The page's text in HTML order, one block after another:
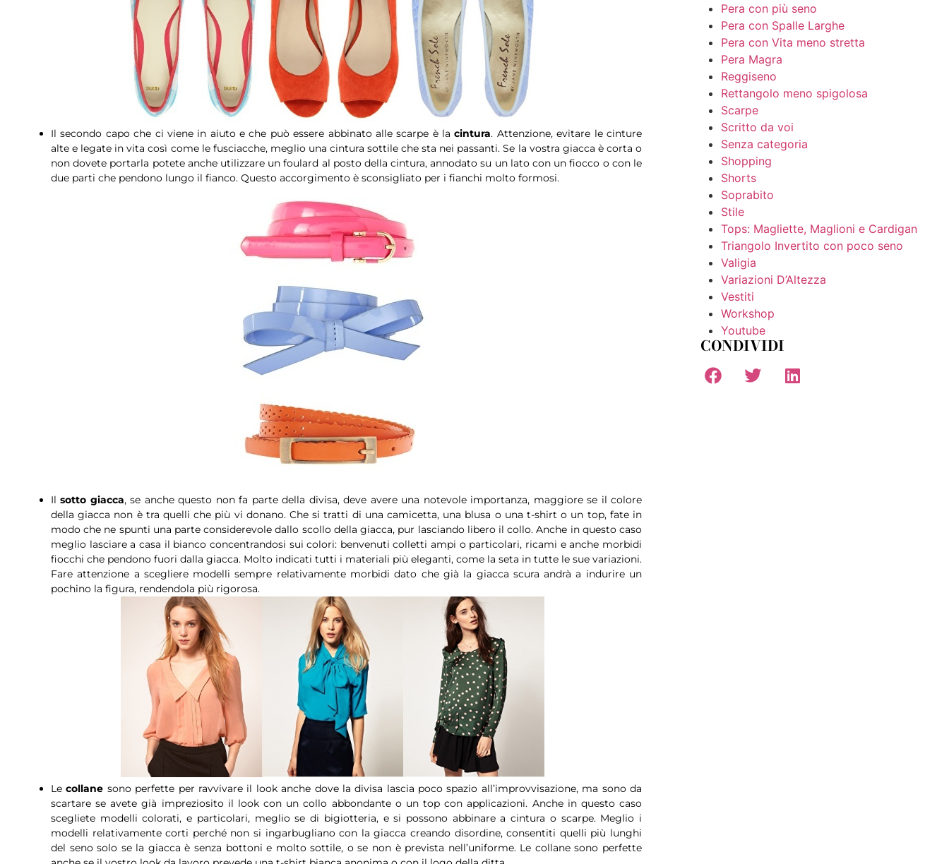
Il secondo capo che ci viene in aiuto e che può essere abbinato alle scarpe è lacintura. Attenzione, evitare le cinture
alte e legate in vita così come le fusciacche, meglio una cintura sottile che sta nei passanti. Se la vostra giacca è corta o
non dovete portarla potete anche utilizzare un foulard al posto della cintura, annodato su un lato con un fiocco o con le
due parti che pendono lungo il fianco. Questo accorgimento è sconsigliato per i fianchi molto formosi.
Ilsotto giacca, se anche questo non fa parte della divisa, deve avere una notevole importanza, maggiore se il colore
della giacca non è tra quelli che più vi donano. Che si tratti di una camicetta, una blusa o una t-shirt o un top, fate in
modo che ne spunti una parte considerevole dallo scollo della giacca, pur lasciando libero il collo. Anche in questo caso
meglio lasciare a casa il bianco concentrandosi sui colori: benvenuti colletti ampi o particolari, ricami e anche morbidi
fiocchi che pendono fuori dalla giacca. Molto indicati tutti i materiali più eleganti, come la seta in tutte le sue variazioni.
Fare attenzione a scegliere modelli sempre relativamente morbidi dato che già la giacca scura andrà a indurire un
pochino la figura, rendendola più rigorosa.
Lecollane sono perfette per ravvivare il look anche dove la divisa lascia poco spazio all’improvvisazione, ma sono da
scartare se avete già impreziosito il look con un collo abbondante o un top con applicazioni. Anche in questo caso
scegliete modelli colorati, e particolari, meglio se di bigiotteria, e si possono abbinare a cintura o scarpe. Meglio i
modelli relativamente corti perché non si ingarbugliano con la giacca creando disordine, consentiti quelli più lunghi
del seno solo se la giacca è senza bottoni e molto sottile, o se non è prevista nell’uniforme. Le collane sono perfette
Pera con più seno
Pera con Spalle Larghe
Pera con Vita meno stretta
Pera Magra
Reggiseno
Rettangolo meno spigolosa
Scarpe
Scritto da voi
Senza categoria
Shopping
Shorts
Soprabito
Stile
Tops: Magliette, Maglioni e Cardigan
Triangolo Invertito con poco seno
Valigia
Variazioni D’Altezza
Vestiti
Workshop
Youtube
CONDIVIDI